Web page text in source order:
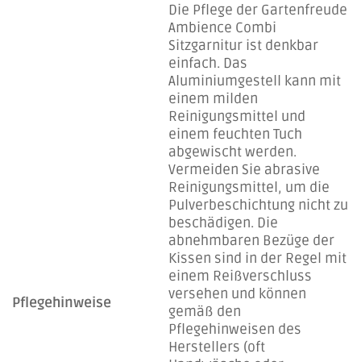
Pflegehinweise
Die Pflege der Gartenfreude
Ambience Combi
Sitzgarnitur ist denkbar
einfach. Das
Aluminiumgestell kann mit
einem milden
Reinigungsmittel und
einem feuchten Tuch
abgewischt werden.
Vermeiden Sie abrasive
Reinigungsmittel, um die
Pulverbeschichtung nicht zu
beschädigen. Die
abnehmbaren Bezüge der
Kissen sind in der Regel mit
einem Reißverschluss
versehen und können
gemäß den
Pflegehinweisen des
Herstellers (oft